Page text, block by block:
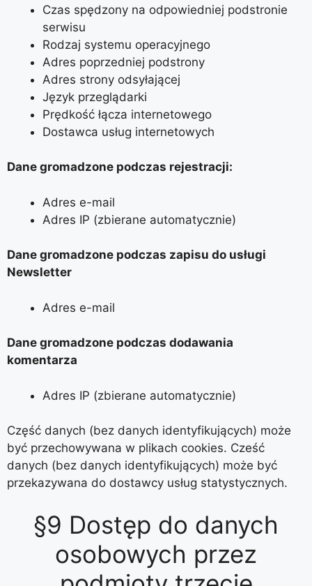
Czas spędzony na odpowiedniej podstronie
serwisu
Rodzaj systemu operacyjnego
Adres poprzedniej podstrony
Adres strony odsyłającej
Język przeglądarki
Prędkość łącza internetowego
Dostawca usług internetowych
Dane gromadzone podczas rejestracji:
Adres e-mail
Adres IP (zbierane automatycznie)
Dane gromadzone podczas zapisu do usługi
Newsletter
Adres e-mail
Dane gromadzone podczas dodawania
komentarza
Adres IP (zbierane automatycznie)
Część danych (bez danych identyfikujących) może
być przechowywana w plikach cookies. Cześć
danych (bez danych identyfikujących) może być
przekazywana do dostawcy usług statystycznych.
§9 Dostęp do danych
osobowych przez